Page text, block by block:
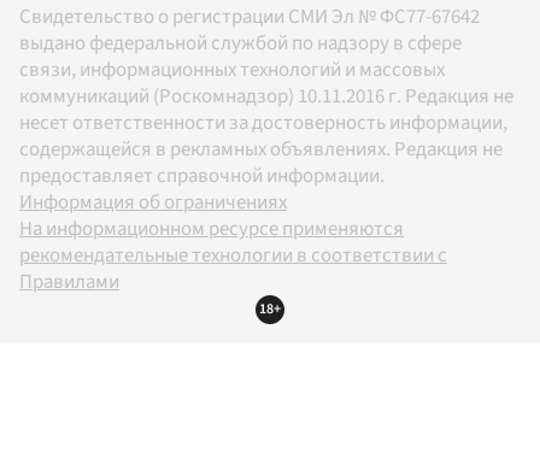
Свидетельство о регистрации СМИ Эл № ФС77-67642
выдано федеральной службой по надзору в сфере
связи, информационных технологий и массовых
коммуникаций (Роскомнадзор) 10.11.2016 г. Редакция не
несет ответственности за достоверность информации,
содержащейся в рекламных объявлениях. Редакция не
предоставляет справочной информации.
Информация об ограничениях
На информационном ресурсе применяются
рекомендательные технологии в соответствии с
Правилами
18+